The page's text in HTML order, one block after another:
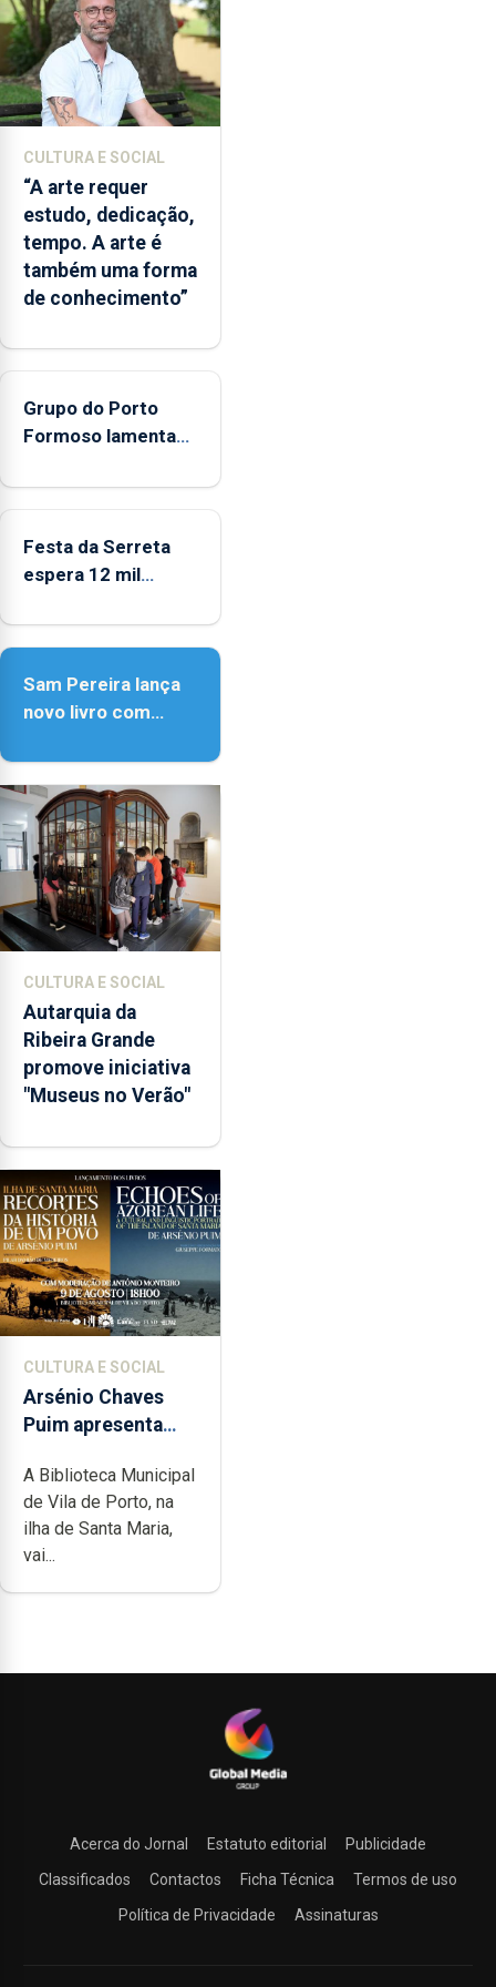
Agência
para
a
Investigação
e
que
o
Oceano
seja
reconhecido
como
Estratégico
CULTURA E SOCIAL
“A arte requer
estudo, dedicação,
tempo. A arte é
também uma forma
de conhecimento”
Grupo do Porto
Formoso lamenta
governo ao folclore
Festa da Serreta
espera 12 mil
Sam Pereira lança
novo livro com
de poesia
CULTURA E SOCIAL
Autarquia da
Ribeira Grande
promove iniciativa
"Museus no Verão"
CULTURA E SOCIAL
Arsénio Chaves
Puim apresenta
de Vila do Porto
A Biblioteca Municipal
de Vila de Porto, na
ilha de Santa Maria,
vai...
Acerca do Jornal Estatuto editorial
Publicidade
Classificados
Contactos Ficha Técnica
Termos de uso
Política de Privacidade
Assinaturas